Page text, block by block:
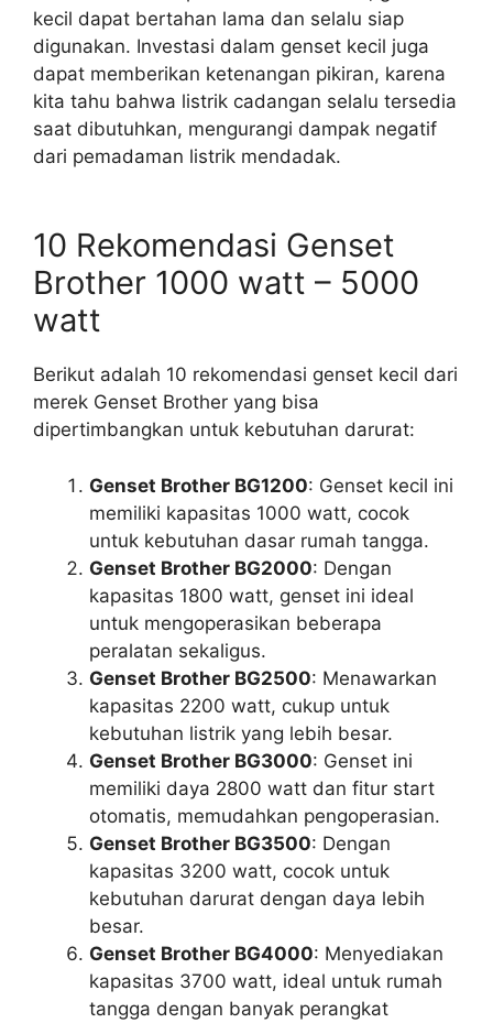
kecil dapat bertahan lama dan selalu siap
digunakan. Investasi dalam genset kecil juga
dapat memberikan ketenangan pikiran, karena
kita tahu bahwa listrik cadangan selalu tersedia
saat dibutuhkan, mengurangi dampak negatif
dari pemadaman listrik mendadak.
10 Rekomendasi Genset
Brother 1000 watt – 5000
watt
Berikut adalah 10 rekomendasi genset kecil dari
merek Genset Brother yang bisa
dipertimbangkan untuk kebutuhan darurat:
Genset Brother BG1200: Genset kecil ini
memiliki kapasitas 1000 watt, cocok
untuk kebutuhan dasar rumah tangga.
Genset Brother BG2000: Dengan
kapasitas 1800 watt, genset ini ideal
untuk mengoperasikan beberapa
peralatan sekaligus.
Genset Brother BG2500: Menawarkan
kapasitas 2200 watt, cukup untuk
kebutuhan listrik yang lebih besar.
Genset Brother BG3000: Genset ini
memiliki daya 2800 watt dan fitur start
otomatis, memudahkan pengoperasian.
Genset Brother BG3500: Dengan
kapasitas 3200 watt, cocok untuk
kebutuhan darurat dengan daya lebih
besar.
Genset Brother BG4000: Menyediakan
kapasitas 3700 watt, ideal untuk rumah
tangga dengan banyak perangkat